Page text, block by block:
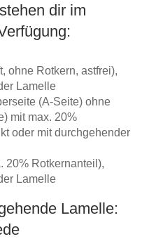
dir im
ohne Rotkern, astfrei),
Lamelle
(A-Seite) ohne
mit max. 20%
oder mit durchgehender
20% Rotkernanteil),
Lamelle
Lamelle: